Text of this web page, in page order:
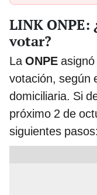
LINK ONPE:
votar?
LaONPE
votación, según
domiciliaria. Si
próximo 2 de
siguientes pasos: